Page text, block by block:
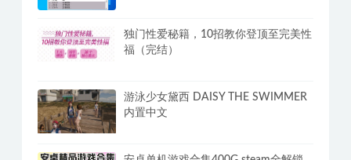
独门性爱秘籍，10招教你登顶至完美性
福（完结）
游泳少女黛西 DAISY THE SWIMMER
内置中文